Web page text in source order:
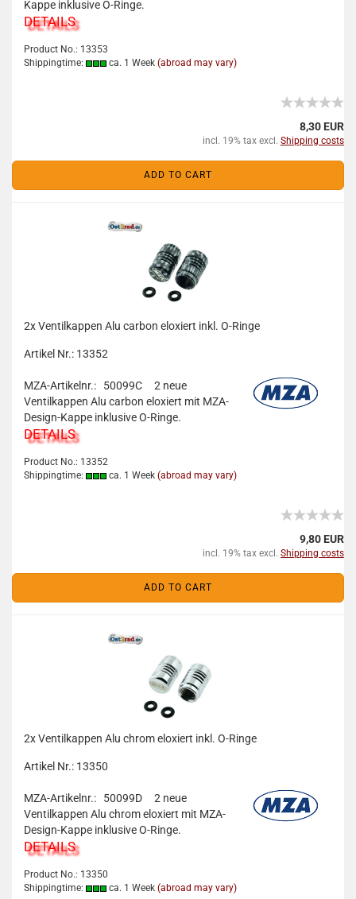
Kappe inklusive O-Ringe.
DETAILS
Product No.: 13353
Shippingtime:
ca. 1 Week (abroad may vary)
8,30 EUR
incl. 19% tax excl. Shipping costs
ADD TO CART
2x Ventilkappen Alu carbon eloxiert inkl. O-Ringe
Artikel Nr.: 13352
MZA-Artikelnr.: 50099C
2 neue
Ventilkappen Alu carbon eloxiert mit MZA-
Design-Kappe inklusive O-Ringe.
DETAILS
Product No.: 13352
Shippingtime:
ca. 1 Week (abroad may vary)
9,80 EUR
incl. 19% tax excl. Shipping costs
ADD TO CART
2x Ventilkappen Alu chrom eloxiert inkl. O-Ringe
Artikel Nr.: 13350
MZA-Artikelnr.: 50099D
2 neue
Ventilkappen Alu chrom eloxiert mit MZA-
Design-Kappe inklusive O-Ringe.
DETAILS
Product No.: 13350
Shippingtime:
ca. 1 Week (abroad may vary)